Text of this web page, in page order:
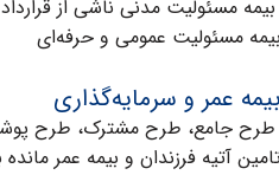
بیمه مسئولیت مدنی ناشی از قرارداد
بیمه مسئولیت عمومی و حرفه‌ای
بیمه عمر و سرمایه‌‌گذاری
طرح جامع، طرح مشترک، طرح
آتیه فرزندان و بیمه عمر